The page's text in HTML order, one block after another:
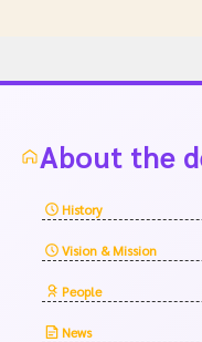
About the
History
Vision & Mission
People
News